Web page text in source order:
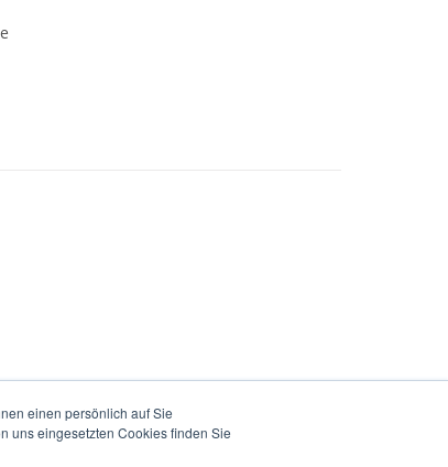
einen persönlich auf Sie
uns eingesetzten Cookies finden Sie